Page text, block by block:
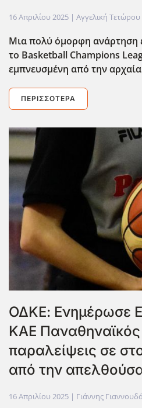
16 Απριλίου 2025 | Αγγελική Τετώρου
Μια πολύ όμορφη ανάρτηση
το Basketball Champions
εμπνευσμένη από την
ΠΕΡΙΣΣΌΤΕΡΑ
ΟΔΚΕ: Ενημέρωσε
ΚΑΕ Παναθηναϊκός
παραλείψεις σε
από την απελθούσα
16 Απριλίου 2025 | Γιάννης